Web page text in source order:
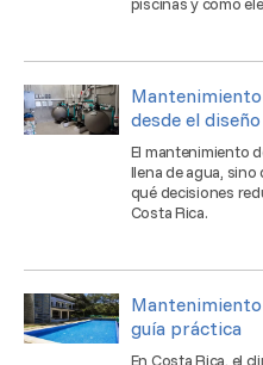
Mantenimiento
desde el diseño
El mantenimiento
llena de agua, sino
qué decisiones
Costa Rica.
Mantenimiento
guía práctica
En Costa Rica, el